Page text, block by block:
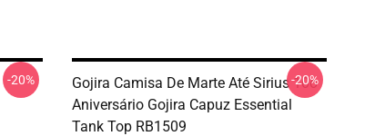
-20%
Gojira Camisa De Marte Até Sirius 10o
Aniversário Gojira Capuz Essential
Tank Top RB1509
-20%